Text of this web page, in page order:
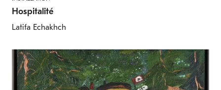
Hospitalité
Latifa Echakhch